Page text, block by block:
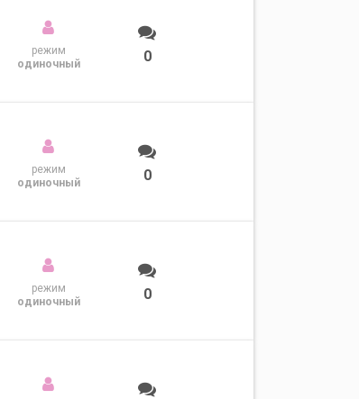
режим
одиночный
0
режим
одиночный
0
режим
одиночный
0